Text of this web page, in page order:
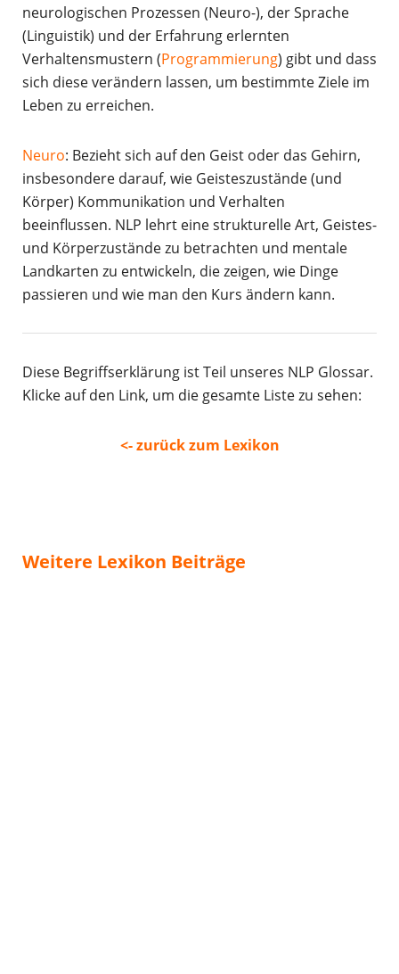
neurologischen Prozessen (Neuro-), der Sprache
(Linguistik) und der Erfahrung erlernten
Verhaltensmustern (Programmierung) gibt und dass
sich diese verändern lassen, um bestimmte Ziele im
Leben zu erreichen.
Neuro: Bezieht sich auf den Geist oder das Gehirn,
insbesondere darauf, wie Geisteszustände (und
Körper) Kommunikation und Verhalten
beeinflussen. NLP lehrt eine strukturelle Art, Geistes-
und Körperzustände zu betrachten und mentale
Landkarten zu entwickeln, die zeigen, wie Dinge
passieren und wie man den Kurs ändern kann.
Diese Begriffserklärung ist Teil unseres NLP Glossar.
Klicke auf den Link, um die gesamte Liste zu sehen:
<- zurück zum Lexikon
Weitere Lexikon Beiträge